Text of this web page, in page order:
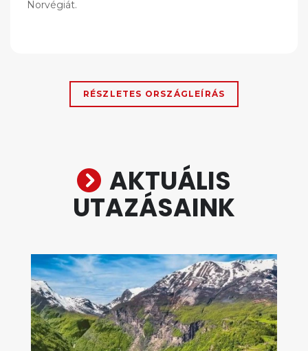
Norvégiát.
RÉSZLETES ORSZÁGLEÍRÁS
AKTUÁLIS
UTAZÁSAINK